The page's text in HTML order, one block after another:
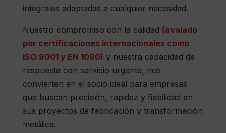
integrales adaptadas a cualquier necesidad.
Nuestro compromiso con la calidad (avalado
por certificaciones internacionales como
ISO 9001 y EN 1090) y nuestra capacidad de
respuesta con servicio urgente, nos
convierten en el socio ideal para empresas
que buscan precisión, rapidez y fiabilidad en
sus proyectos de fabricación y transformación
metálica.